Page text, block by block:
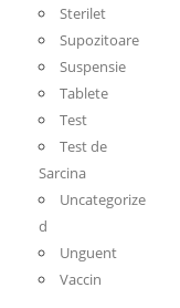
Sterilet
Supozitoare
Suspensie
Tablete
Test
Test de
Sarcina
Uncategorize
d
Unguent
Vaccin